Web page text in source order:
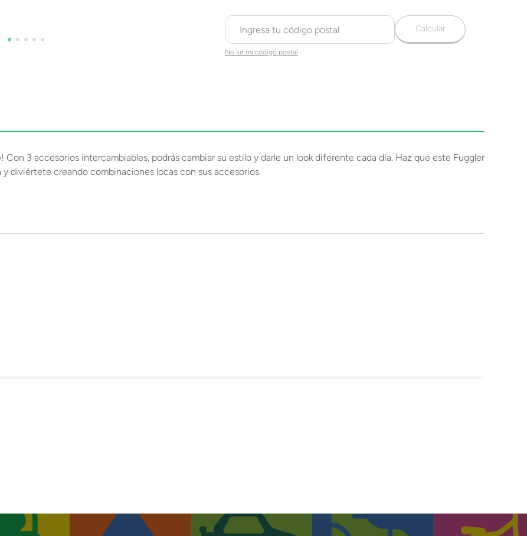
No sé mi código postal
Calcular
3 accesorios intercambiables, podrás cambiar su estilo y darle un look diferente cada día. Haz que este Fuggler
diviértete creando combinaciones locas con sus accesorios.